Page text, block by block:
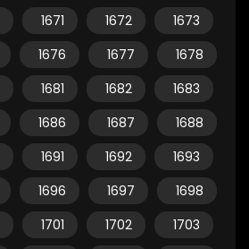
1671 1672
1673
1676 1677
1678
1681 1682
1683
1686 1687
1688
1691 1692
1693
1696 1697
1698
1701 1702
1703